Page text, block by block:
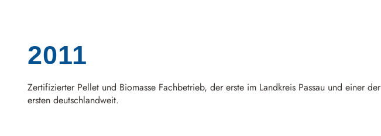
2011
Zertifizierter Pellet und Biomasse Fachbetrieb, der erste im Landkreis Passau und einer der
ersten deutschlandweit.